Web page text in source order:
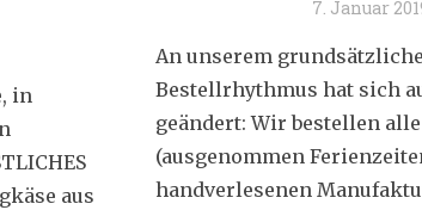
in
aus
7. Januar
An unserem
Bestellrhythmus hat sich
geändert: Wir bestellen
(ausgenommen
handverlesenen